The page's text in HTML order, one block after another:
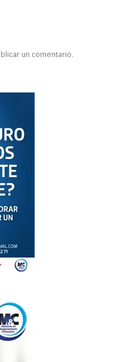
un comentario.